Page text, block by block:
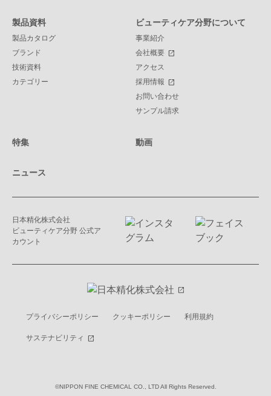
製品資料
製品カタログ
ブランド
技術資料
カテゴリー
ビューティケア分野について
事業紹介
会社概要 open_in_new
アクセス
採用情報 open_in_new
お問い合わせ
サンプル請求
特集 動画
ニュース
日本精化株式会社
ビューティケア分野 公式ア
カウント
プライバシーポリシー クッキーポリシー 利用規約
サステナビリティ open_in_new
open_in_new
©NIPPON FINE CHEMICAL CO., LTD All Rights Reserved.